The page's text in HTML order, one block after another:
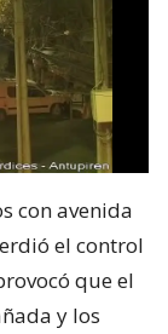
con avenida
el control
que el
y los